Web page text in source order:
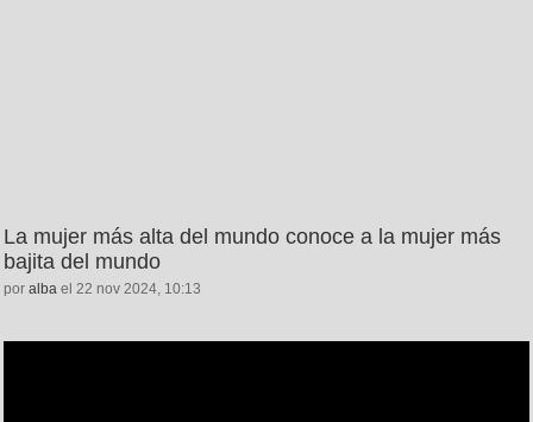
La mujer más alta del mundo conoce a la mujer más
bajita del mundo
por alba el 22 nov 2024, 10:13